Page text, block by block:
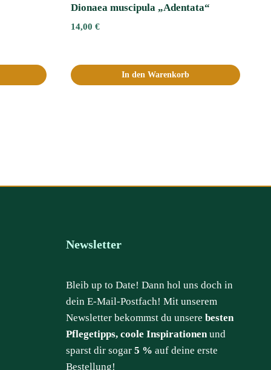
Dionaea muscipula „Adentata“ﾠ
14,00 €
In den Warenkorb
Newsletter
Bleib up to Date! Dann hol uns doch in
dein E-Mail-Postfach! Mit unserem
Newsletter bekommst du unsere besten
Pflegetipps, coole Inspirationen und
sparst dir sogar 5 % auf deine erste
Bestellung!